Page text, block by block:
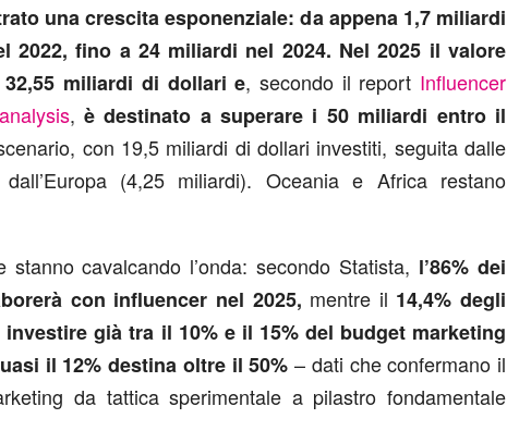
una crescita esponenziale: da appena 1,7 miliardi
2022, fino a 24 miliardi nel 2024. Nel 2025 il valore
miliardi di dollari e, secondo il report Influencer
, è destinato a superare i 50 miliardi entro il
con 19,5 miliardi di dollari investiti, seguita dalle
(4,25 miliardi). Oceania e Africa restano
cavalcando l’onda: secondo Statista, l’86% dei
con influencer nel 2025, mentre il 14,4% degli
già tra il 10% e il 15% del budget marketing
il 12% destina oltre il 50% – dati che confermano il
da tattica sperimentale a pilastro fondamentale